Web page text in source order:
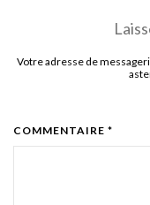
Votre adresse de
COMMENTAIRE *